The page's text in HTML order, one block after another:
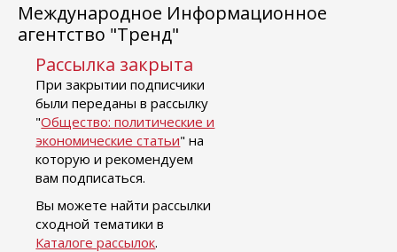
Международное Информационное
агентство "Тренд"
Рассылка закрыта
При закрытии подписчики
были переданы в рассылку
"Общество: политические и
экономические статьи" на
которую и рекомендуем
вам подписаться.
Вы можете найти рассылки
сходной тематики в
Каталоге рассылок.